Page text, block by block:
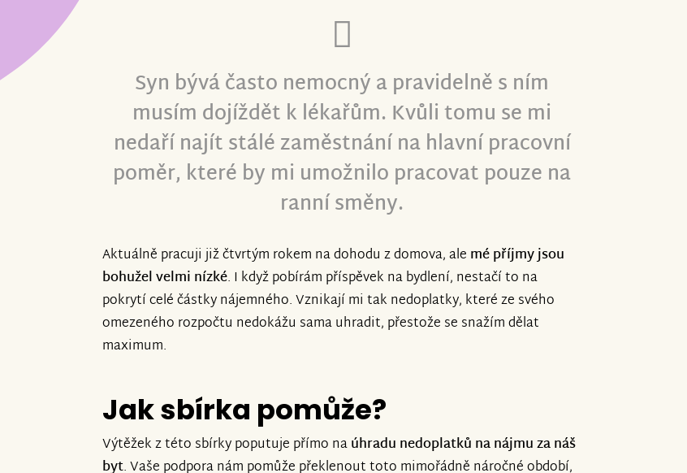
Syn bývá často nemocný a pravidelně s ním
musím dojíždět k lékařům. Kvůli tomu se mi
nedaří najít stálé zaměstnání na hlavní pracovní
poměr, které by mi umožnilo pracovat pouze na
ranní směny.
Aktuálně pracuji již čtvrtým rokem na dohodu z domova, ale mé příjmy jsou
bohužel velmi nízké. I když pobírám příspěvek na bydlení, nestačí to na
pokrytí celé částky nájemného. Vznikají mi tak nedoplatky, které ze svého
omezeného rozpočtu nedokážu sama uhradit, přestože se snažím dělat
maximum.
Jak sbírka pomůže?
Výtěžek z této sbírky poputuje přímo naúhradu nedoplatků na nájmu za náš
byt. Vaše podpora nám pomůže překlenout toto mimořádně náročné období,